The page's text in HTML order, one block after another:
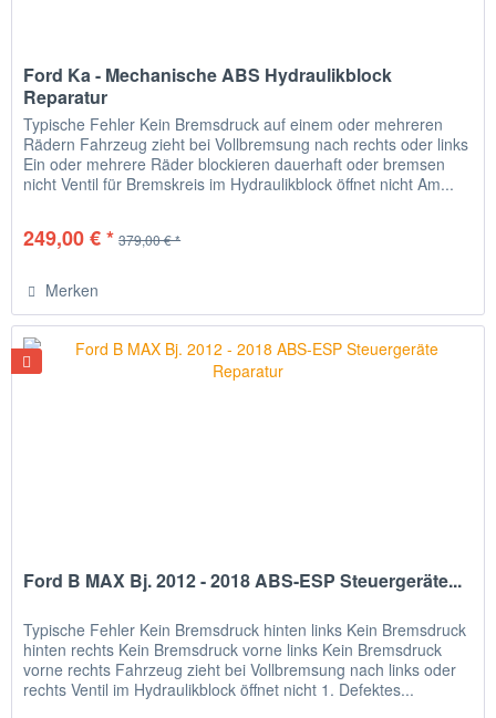
Ford Ka - Mechanische ABS Hydraulikblock
Reparatur
Typische Fehler Kein Bremsdruck auf einem oder mehreren
Rädern Fahrzeug zieht bei Vollbremsung nach rechts oder links
Ein oder mehrere Räder blockieren dauerhaft oder bremsen
nicht Ventil für Bremskreis im Hydraulikblock öffnet nicht Am...
249,00 € * 379,00 € *
Merken
Ford B MAX Bj. 2012 - 2018 ABS-ESP Steuergeräte...
Typische Fehler Kein Bremsdruck hinten links Kein Bremsdruck
hinten rechts Kein Bremsdruck vorne links Kein Bremsdruck
vorne rechts Fahrzeug zieht bei Vollbremsung nach links oder
rechts Ventil im Hydraulikblock öffnet nicht 1. Defektes...